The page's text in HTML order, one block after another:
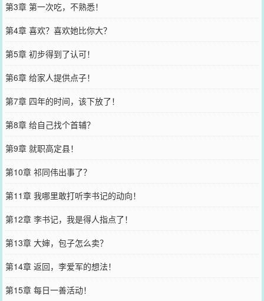
第3章 第一次吃，不熟悉！
第4章 喜欢？喜欢她比你大？
第5章 初步得到了认可！
第6章 给家人提供点子！
第7章 四年的时间，该下放了！
第8章 给自己找个首辅？
第9章 就职高定县！
第10章 祁同伟出事了？
第11章 我哪里敢打听李书记的动向！
第12章 李书记，我是得人指点了！
第13章 大婶，包子怎么卖？
第14章 返回，李爱军的想法！
第15章 每日一善活动！